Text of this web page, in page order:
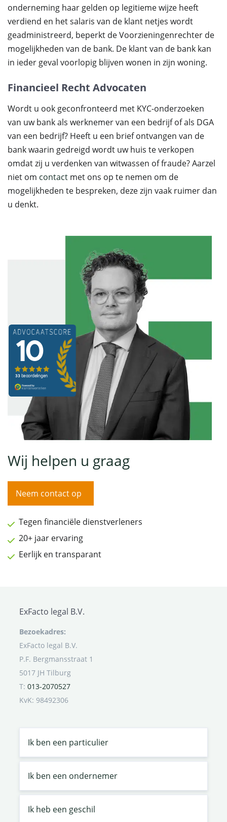
onderneming haar gelden op legitieme wijze heeft
verdiend en het salaris van de klant netjes wordt
geadministreerd, beperkt de Voorzieningenrechter de
mogelijkheden van de bank. De klant van de bank kan
in ieder geval voorlopig blijven wonen in zijn woning.
Financieel Recht Advocaten
Wordt u ook geconfronteerd met KYC-onderzoeken
van uw bank als werknemer van een bedrijf of als DGA
van een bedrijf? Heeft u een brief ontvangen van de
bank waarin gedreigd wordt uw huis te verkopen
omdat zij u verdenken van witwassen of fraude? Aarzel
niet om contact met ons op te nemen om de
mogelijkheden te bespreken, deze zijn vaak ruimer dan
u denkt.
Wij helpen u graag
Neem contact op
Tegen financiële dienstverleners
20+ jaar ervaring
Eerlijk en transparant
ExFacto legal B.V.
Bezoekadres:
ExFacto legal B.V.
P.F. Bergmansstraat 1
5017 JH Tilburg
T: 013-2070527
KvK: 98492306
Ik ben een particulier
Ik ben een ondernemer
Ik heb een geschil